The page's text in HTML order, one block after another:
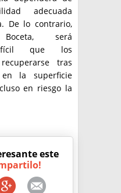
adecuada
De lo contrario,
será
que los
tras
la superficie
en riesgo la
este